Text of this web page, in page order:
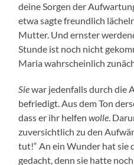
deine Sorgen der
etwa sagte freundlich
Mutter. Und ernster
Stunde ist noch nicht
Maria wahrscheinlich
Siewar jedenfalls durch die
befriedigt. Aus dem Ton
dass er ihr helfenwolle.
zuversichtlich zu den
tut!“ An ein Wunder hat sie
gedacht, denn sie hatte